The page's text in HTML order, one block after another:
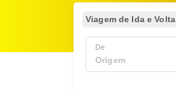
Viagem de Ida e Volta
De